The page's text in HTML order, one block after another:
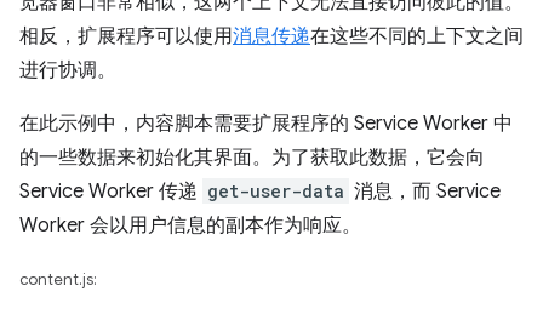
相反，扩展程序可以使用消息传递在这些不同的上下文之间
进行协调。
在此示例中，内容脚本需要扩展程序的 Service Worker 中
的一些数据来初始化其界面。为了获取此数据，它会向
Service Worker 传递 get-user-data 消息，而 Service
Worker 会以用户信息的副本作为响应。
content.js: